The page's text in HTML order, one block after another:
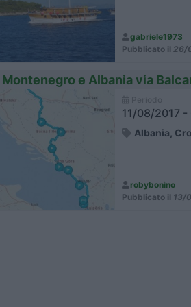
gabriele1973
Pubblicato il 26/
e Albania via
11/08/2017
Albania,
robybonino
Pubblicato il 13/